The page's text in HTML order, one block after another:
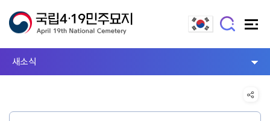
새소식